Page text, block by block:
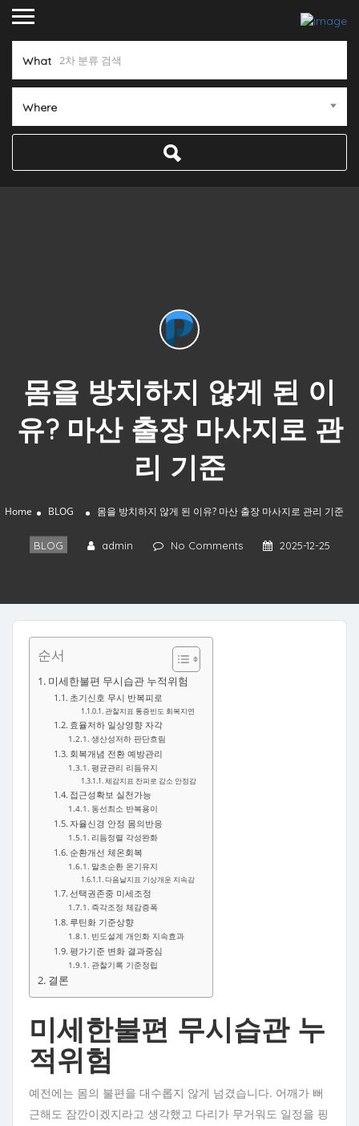
What
Where
몸을 방치하지 않게 된 이
유? 마산 출장 마사지로 관
리 기준
Home BLOG 몸을 방치하지 않게 된 이유? 마산 출장 마사지로 관리 기준
BLOG admin No Comments 2025-12-25
순서
미세한불편 무시습관 누적위험
초기신호 무시 반복피로
관찰지표 통증빈도 회복지연
효율저하 일상영향 자각
생산성저하 판단흐림
회복개념 전환 예방관리
평균관리 리듬유지
체감지표 잔피로 감소 안정감
접근성확보 실천가능
동선최소 반복용이
자율신경 안정 몸의반응
리듬정렬 각성완화
순환개선 체온회복
말초순환 온기유지
다음날지표 기상개운 지속감
선택권존중 미세조정
즉각조정 체감증폭
루틴화 기준상향
빈도설계 개인화 지속효과
평가기준 변화 결과중심
관찰기록 기준정립
결론
미세한불편 무시습관 누
적위험
예전에는 몸의 불편을 대수롭지 않게 넘겼습니다. 어깨가 뻐
근해도 잠깐이겠지라고 생각했고 다리가 무거워도 일정을 핑